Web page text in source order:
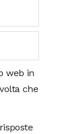
web in
che